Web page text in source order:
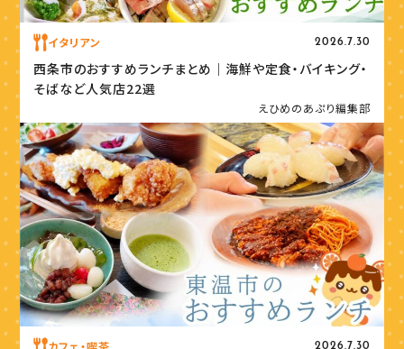
イタリアン 2026.7.30
西条市のおすすめランチまとめ｜海鮮や定食・バイキング・
そばなど人気店22選
えひめのあぷり編集部
2026.7.30